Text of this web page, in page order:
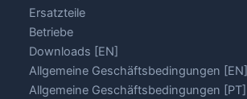
Ersatzteile
Betriebe
Downloads [EN]
Allgemeine Geschäftsbedingungen [EN]
Allgemeine Geschäftsbedingungen [PT]